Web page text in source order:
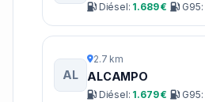
Diésel: 1.689 € G95:
AL
2.7 km
ALCAMPO
Diésel: 1.679 € G95: